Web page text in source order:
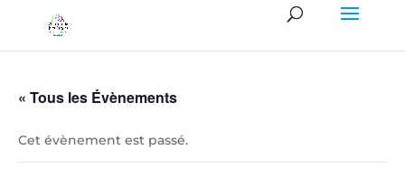
« Tous les Évènements
Cet évènement est passé.